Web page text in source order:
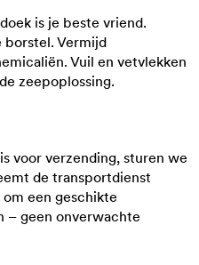
is je beste vriend.
Vermijd
Vuil en vetvlekken
zeepoplossing.
voor verzending, sturen we
de transportdienst
een geschikte
– geen onverwachte